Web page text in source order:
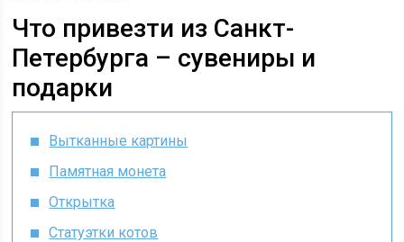
Что привезти из Санкт-
Петербурга – сувениры и
подарки
Вытканные картины
Памятная монета
Открытка
Статуэтки котов